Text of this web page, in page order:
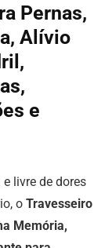
Pernas,
Alívio
e
livre de dores
o Travesseiro
Memória,